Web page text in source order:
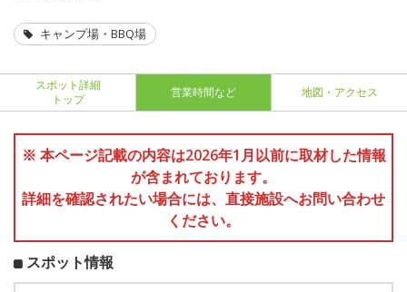
キャンプ場・BBQ場
スポット詳細
トップ
営業時間など 地図・アクセス
※ 本ページ記載の内容は2026年1月以前に取材した情報
が含まれております。
詳細を確認されたい場合には、直接施設へお問い合わせ
ください。
スポット情報